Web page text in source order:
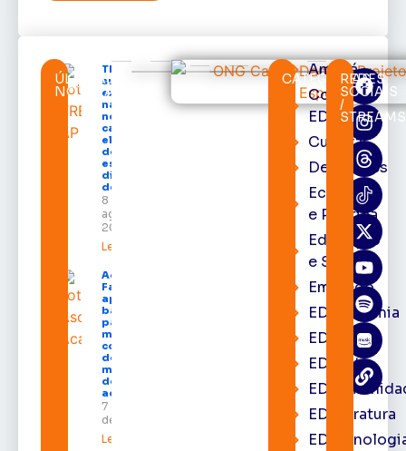
ÚLTIMAS
NOTÍCIAS
TRE-AP
suspende
expediente
na sede e
nos
cartórios
eleitorais
de todo o
estado nos
dias 10 e 11
de agosto
8 de
agosto de
2026
Leia mais »
Acácio
Favacho
apresenta
balanço
parcial do
mandato
com mais
de R$ 668
milhões
destinados
ao Amapá
7 de agosto
de 2026
Leia mais »
CATEGORIAS
Amapá
Cortes
EDcast
Cultura
Destaques
Economia
e Política
Educação
e Saúde
Emprego
EDacademia
EDbrasília
EDcast
EDliteratura
REDES
SOCIAIS
/
STREAMS